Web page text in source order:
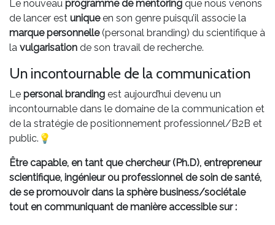
Le nouveau programme de mentoring que nous venons
de lancer est uniqueen son genre puisqu’il associe la
marque personnelle(personal branding) du scientifique à
la vulgarisation de son travail de recherche.
Un incontournable de la communication
Le personal branding est aujourd’hui devenu un
incontournable dans le domaine de la communication et
de la stratégie de positionnement professionnel/B2B et
public.💡
Être capable, en tant que chercheur (Ph.D), entrepreneur
scientifique, ingénieur ou professionnel de soin de santé,
de se promouvoir dans la sphère business/sociétale
tout en communiquant de manière accessible sur :